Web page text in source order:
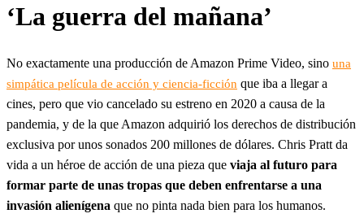
‘La guerra del mañana’
No exactamente una producción de Amazon Prime Video, sino una
simpática película de acción y ciencia-ficción que iba a llegar a
cines, pero que vio cancelado su estreno en 2020 a causa de la
pandemia, y de la que Amazon adquirió los derechos de distribución
exclusiva por unos sonados 200 millones de dólares. Chris Pratt da
vida a un héroe de acción de una pieza que viaja al futuro para
formar parte de unas tropas que deben enfrentarse a una
invasión alienígena que no pinta nada bien para los humanos.